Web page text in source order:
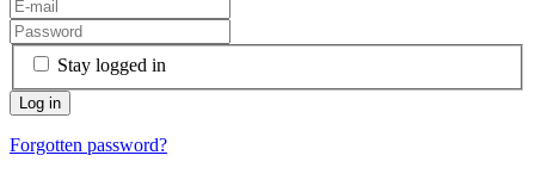
Stay logged in
Forgotten password?